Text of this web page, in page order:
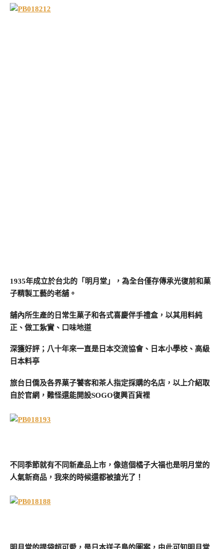
1935年成立於台北的「明月堂」，為全台僅存傳承光復前和菓
子精製工藝的老舖。
舖內所生產的日常生菓子和各式喜慶伴手禮盒，以其用料純
正、做工紮實、口味地道
深獲好評；八十年來一直是日本交流協會、日本小學校、高級
日本料亭
旅台日僑及各界菓子饕客和茶人指定採購的名店，以上介紹取
自於官網，難怪還能開設SOGO復興百貨裡
不同季節就有不同新產品上市，像這個橘子大福也是明月堂的
人氣新商品，我來的時候還都被搶光了！
明月堂的提袋超可愛，是日本送子鳥的圖案，由此可知明月堂